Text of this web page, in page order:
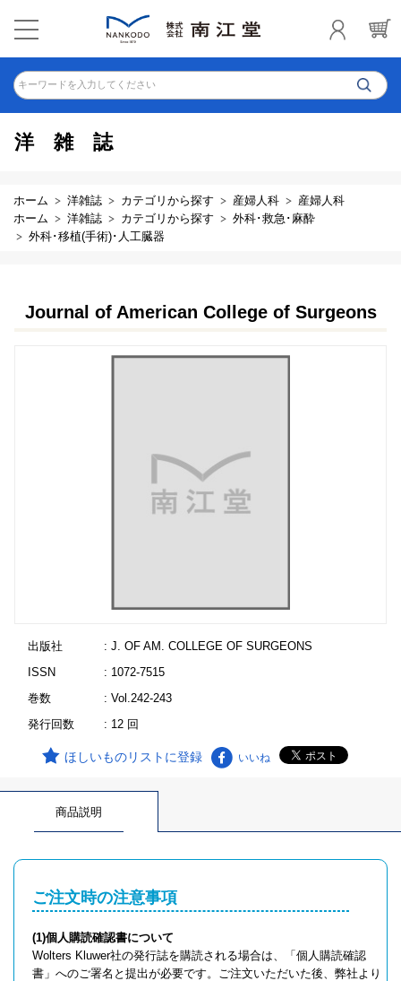
キーワードを入力してください
洋雑誌
ホーム 洋雑誌 カテゴリから探す 産婦人科
産婦人科
ホーム
洋雑誌 カテゴリから探す
外科･救急･麻酔
外科･移植(手術)･人工臓器
Journal of American College of Surgeons
出版社
: J. OF AM. COLLEGE OF SURGEONS
ISSN
: 1072-7515
巻数
: Vol.242-243
発行回数
: 12 回
ほしいものリストに登録 いいね
商品説明
ご注文時の注意事項
(1)個人購読確認書について
Wolters Kluwer社の発行誌を購読される場合は、「個人購読確認
書」へのご署名と提出が必要です。ご注文いただいた後、弊社より